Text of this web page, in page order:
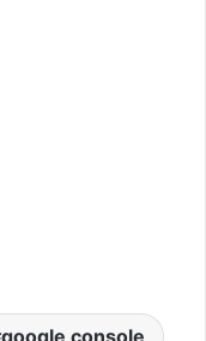
google console